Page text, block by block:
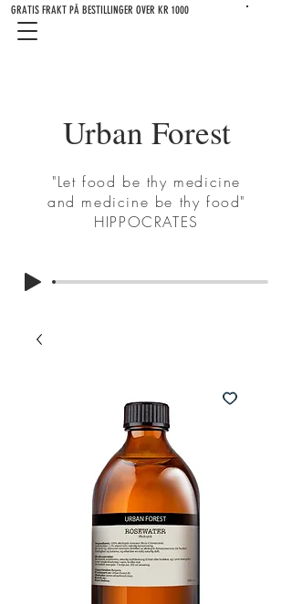
Urban Forest
"Let food be thy medicine
and medicine be thy food"
HIPPOCRATES
GRATIS FRAKT PÅ BESTILLINGER OVER KR 1000